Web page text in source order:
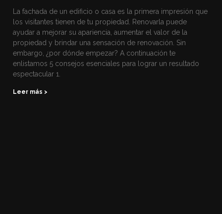
La fachada de un edificio o casa es la primera impresión que
los visitantes tienen de tu propiedad. Renovarla puede
ayudar a mejorar su apariencia, aumentar el valor de la
propiedad y brindar una sensación de renovación. Sin
embargo, ¿por dónde empezar? A continuación te
enlistamos 5 consejos esenciales para lograr un resultado
espectacular 1.
Leer más >